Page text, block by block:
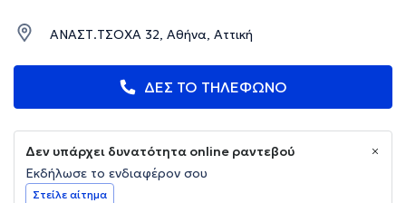
ΑΝΑΣΤ.ΤΣΟΧΑ 32, Αθήνα, Αττική
ΔΕΣ ΤΟ ΤΗΛΕΦΩΝΟ
Δεν υπάρχει δυνατότητα online ραντεβού
Εκδήλωσε το ενδιαφέρον σου
Στείλε αίτημα